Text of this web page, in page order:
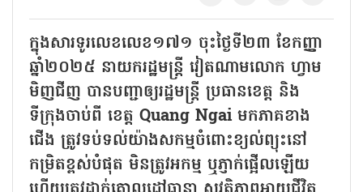
ក្នុងសារទូរលេខលេខ១៧១ ចុះថ្ងៃទី២៣ ខែកញ្ញា
ឆ្នាំ២០២៥ នាយករដ្ឋមន្ត្រី វៀតណាមលោក ហ្វាម
មិញជីញ បានបញ្ជាឲ្យរដ្ឋមន្ត្រី ប្រធានខេត្ត និង
ទីក្រុងចាប់ពី ខេត្ត Quang Ngai មកភាគខាង
ជើង ត្រូវទប់ទល់យ៉ាងសកម្មចំពោះខ្យល់ព្យុះនៅ
កម្រិតខ្ពស់បំផុត មិនត្រូវអកម្ម ឬភ្ញាក់ផ្អើលឡើយ